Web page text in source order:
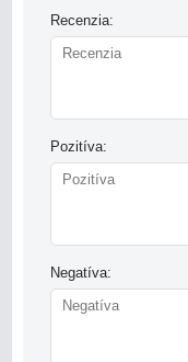
Recenzia:
Pozitíva:
Negatíva: